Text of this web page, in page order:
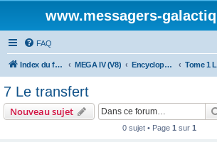
www.messagers-
FAQ
Index du forum MEGA IV (V8) Encyclopédie (V8)
7 Le transfert
Nouveau sujet
0 sujet • Page 1 sur 1